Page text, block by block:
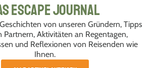
Escape Journal
von unseren Gründern, Tipps
Partnern, Aktivitäten an Regentagen,
und Reflexionen von Reisenden wie
Ihnen.